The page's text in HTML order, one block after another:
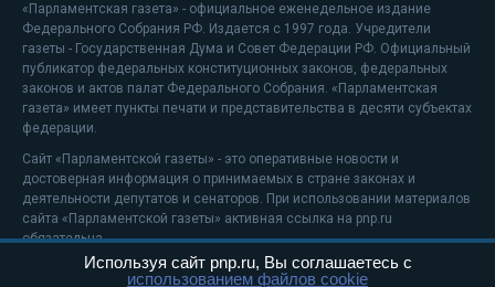
«Парламентская газета» - официальное еженедельное издание
Федерального Собрания РФ. Издается с 1997 года. Учредители
газеты - Государственная Дума и Совет Федерации РФ. Официальный
публикатор федеральных конституционных законов, федеральных
законов и актов палат Федерального Собрания. «Парламентская
газета» имеет пункты печати и представительства в десяти субъектах
федерации.
Сайт «Парламентской газеты» - это оперативные новости и
достоверная информация о принимаемых в стране законах и
деятельности депутатов и сенаторов. При использовании материалов
сайта «Парламентской газеты» активная ссылка на pnp.ru
обязательна.
На информационном ресурсе применяютсярекомендательные
Используя сайт pnp.ru, Вы соглашаетесь с
использованием файлов cookie